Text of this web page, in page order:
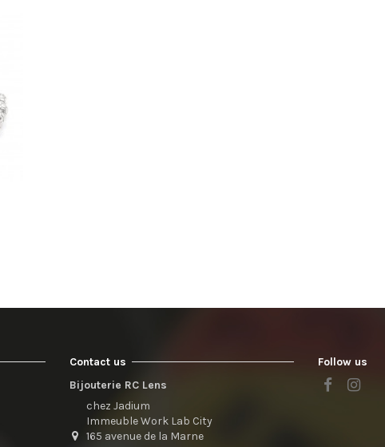
Contact us
Bijouterie RC Lens
chez Jadium
Immeuble Work Lab City
165 avenue de la Marne
Follow us